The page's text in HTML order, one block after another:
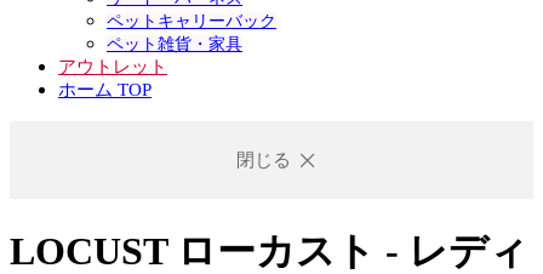
ペットキャリーバック
ペット雑貨・家具
アウトレット
ホーム TOP
閉じる
LOCUST ローカスト - レディ